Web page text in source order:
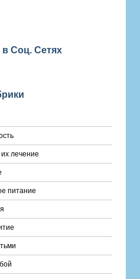
Соц. Сетях
лечение
питание